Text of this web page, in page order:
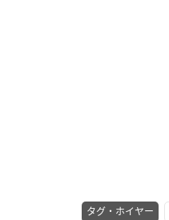
タグ・ホイヤー